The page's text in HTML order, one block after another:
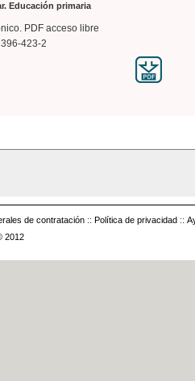
Educación primaria
PDF acceso libre
423-2
de contratación :: Política de privacidad ::
2012